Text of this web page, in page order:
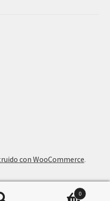
con WooCommerce.
0